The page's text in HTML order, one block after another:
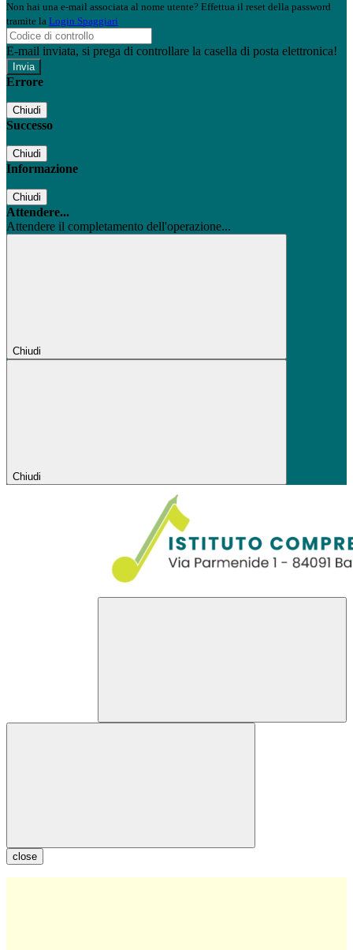
Non hai una e-mail associata al nome utente? Effettua il reset della password
tramite la Login Spaggiari
E-mail inviata, si prega di controllare la casella di posta elettronica!
Errore
Chiudi
Successo
Chiudi
Informazione
Chiudi
Attendere...
Attendere il completamento dell'operazione...
Chiudi
Chiudi
close